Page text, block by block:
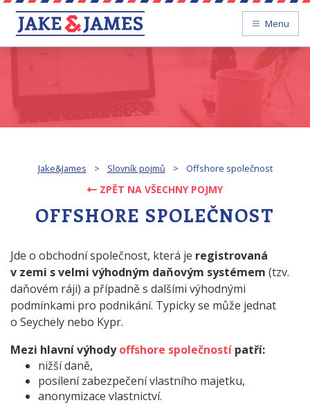
Menu
Jake&James > Slovník pojmů > Offshore společnost
ZPĚT NA VŠECHNY POJMY
OFFSHORE SPOLEČNOST
Jde o obchodní společnost, která je registrovaná
v zemi s velmi výhodným daňovým systémem (tzv.
daňovém ráji) a případně s dalšími výhodnými
podmínkami pro podnikání. Typicky se může jednat
o Seychely nebo Kypr.
Mezi hlavní výhodyoffshore společností patří:
nižší daně,
posílení zabezpečení vlastního majetku,
anonymizace vlastnictví.